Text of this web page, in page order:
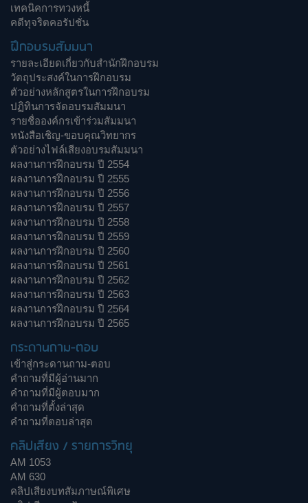
เทคนิคการทวงหนี้
คดีทุจริตคอรัปชั่น
ฝึกอบรมสัมมนา
รายละเอียดเกี่ยวกับสำนักฝึกอบรม
วัตถุประสงค์ในการฝึกอบรม
ตัวอย่างหลักสูตรในการฝึกอบรม
ปฏิทินการจัดอบรมสัมมนา
รายชื่อองค์กรเข้าร่วมสัมมนา
หนังสือเชิญ-ขอบคุณวิทยากร
ตัวอย่างไฟล์เสียงอบรมสัมมนา
ผลงานการฝึกอบรม ปี 2554
ผลงานการฝึกอบรม ปี 2555
ผลงานการฝึกอบรม ปี 2556
ผลงานการฝึกอบรม ปี 2557
ผลงานการฝึกอบรม ปี 2558
ผลงานการฝึกอบรม ปี 2559
ผลงานการฝึกอบรม ปี 2560
ผลงานการฝึกอบรม ปี 2561
ผลงานการฝึกอบรม ปี 2562
ผลงานการฝึกอบรม ปี 2563
ผลงานการฝึกอบรม ปี 2564
ผลงานการฝึกอบรม ปี 2565
กระดานถาม-ตอบ
เข้าสู่กระดานถาม-ตอบ
คำถามที่มีผู้อ่านมาก
คำถามที่มีผู้ตอบมาก
คำถามที่ตั้งล่าสุด
คำถามที่ตอบล่าสุด
คลิปเสียง / รายการวิทยุ
AM 1053
AM 630
คลิปเสียงบทสัมภาษณ์พิเศษ